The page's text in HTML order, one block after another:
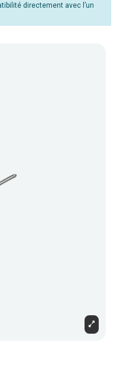
directement avec l’un